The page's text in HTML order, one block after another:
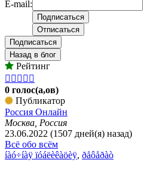
E-mail:
Подписаться
Назад в блог
Рейтинг
    
0 голос(а,ов)
Публикатор
Россия Онлайн
Москва, Россия
23.06.2022 (1507 дней(я) назад)
Всё обо всём
íàó÷íàÿ ïóáëèêàöèÿ, ðåôåðàò